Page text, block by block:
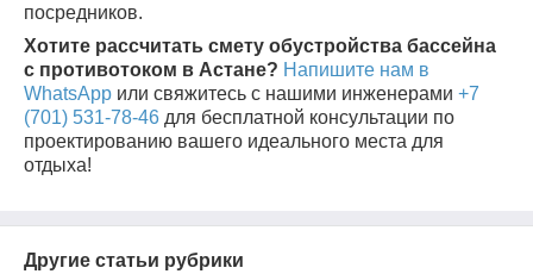
посредников.
Хотите рассчитать смету обустройства бассейна
с противотоком в Астане? Напишите нам в
WhatsApp или свяжитесь с нашими инженерами +7
(701) 531-78-46 для бесплатной консультации по
проектированию вашего идеального места для
отдыха!
Другие статьи рубрики